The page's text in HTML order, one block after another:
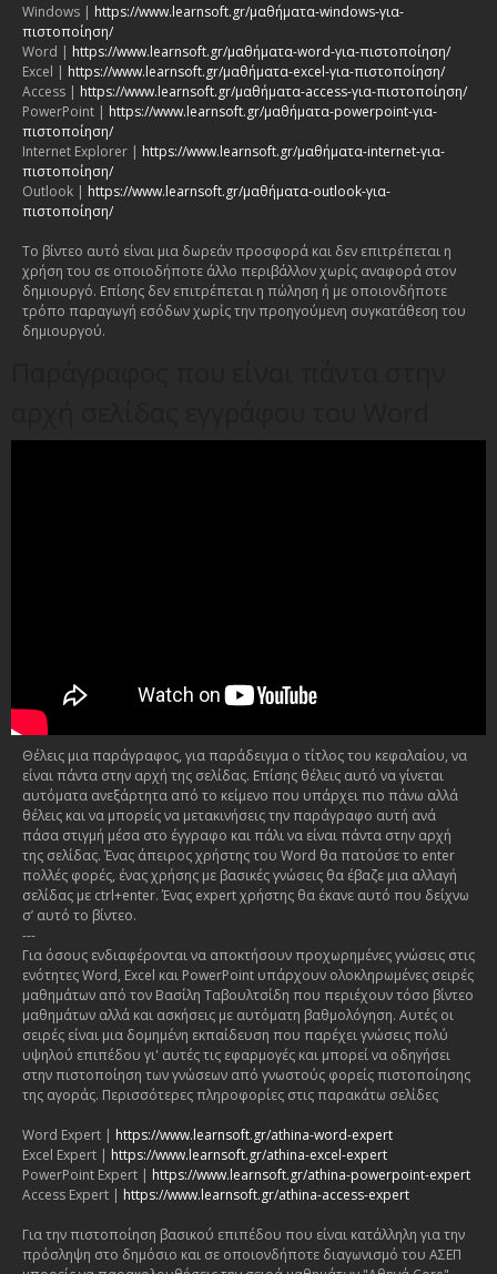
Windows | https://www.learnsoft.gr/μαθήματα-windows-για-
πιστοποίηση/
Word | https://www.learnsoft.gr/μαθήματα-word-για-πιστοποίηση/
Excel | https://www.learnsoft.gr/μαθήματα-excel-για-πιστοποίηση/
Access | https://www.learnsoft.gr/μαθήματα-access-για-πιστοποίηση/
PowerPoint | https://www.learnsoft.gr/μαθήματα-powerpoint-για-
πιστοποίηση/
Internet Explorer | https://www.learnsoft.gr/μαθήματα-internet-για-
πιστοποίηση/
Outlook | https://www.learnsoft.gr/μαθήματα-outlook-για-
πιστοποίηση/
Το βίντεο αυτό είναι μια δωρεάν προσφορά και δεν επιτρέπεται η
χρήση του σε οποιοδήποτε άλλο περιβάλλον χωρίς αναφορά στον
δημιουργό. Επίσης δεν επιτρέπεται η πώληση ή με οποιονδήποτε
τρόπο παραγωγή εσόδων χωρίς την προηγούμενη συγκατάθεση του
δημιουργού.
Θέλεις μια παράγραφος, για παράδειγμα ο τίτλος του κεφαλαίου, να
είναι πάντα στην αρχή της σελίδας. Επίσης θέλεις αυτό να γίνεται
αυτόματα ανεξάρτητα από το κείμενο που υπάρχει πιο πάνω αλλά
θέλεις και να μπορείς να μετακινήσεις την παράγραφο αυτή ανά
πάσα στιγμή μέσα στο έγγραφο και πάλι να είναι πάντα στην αρχή
της σελίδας. Ένας άπειρος χρήστης του Word θα πατούσε το enter
πολλές φορές, ένας χρήσης με βασικές γνώσεις θα έβαζε μια αλλαγή
σελίδας με ctrl+enter. Ένας expert χρήστης θα έκανε αυτό που δείχνω
σ’ αυτό το βίντεο.
---
Για όσους ενδιαφέρονται να αποκτήσουν προχωρημένες γνώσεις στις
ενότητες Word, Excel και PowerPoint υπάρχουν ολοκληρωμένες σειρές
μαθημάτων από τον Βασίλη Ταβουλτσίδη που περιέχουν τόσο βίντεο
μαθημάτων αλλά και ασκήσεις με αυτόματη βαθμολόγηση. Αυτές οι
σειρές είναι μια δομημένη εκπαίδευση που παρέχει γνώσεις πολύ
υψηλού επιπέδου γι' αυτές τις εφαρμογές και μπορεί να οδηγήσει
στην πιστοποίηση των γνώσεων από γνωστούς φορείς πιστοποίησης
της αγοράς. Περισσότερες πληροφορίες στις παρακάτω σελίδες
Word Expert | https://www.learnsoft.gr/athina-word-expert
Excel Expert | https://www.learnsoft.gr/athina-excel-expert
PowerPoint Expert | https://www.learnsoft.gr/athina-powerpoint-expert
Access Expert | https://www.learnsoft.gr/athina-access-expert
Για την πιστοποίηση βασικού επιπέδου που είναι κατάλληλη για την
πρόσληψη στο δημόσιο και σε οποιονδήποτε διαγωνισμό του ΑΣΕΠ